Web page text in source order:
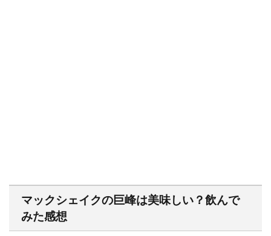
マックシェイクの巨峰は美味しい？飲んで
みた感想